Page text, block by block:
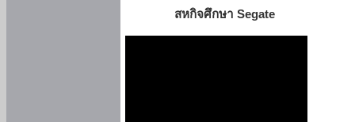
สหกิจศึกษา Segate